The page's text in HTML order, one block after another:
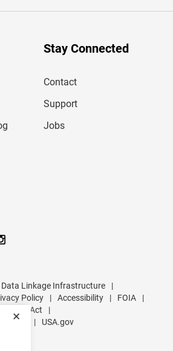
✕
r
Stay Connected
Contact
Support
Jobs
Data Linkage Infrastructure
|
Policy
| Accessibility | FOIA
|
No FEAR Act
|
| USA.gov